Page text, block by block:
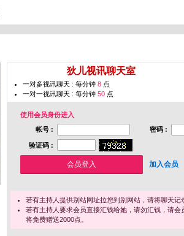
狄儿视讯聊天室
一对多视讯聊天 : 每分钟 8 点
一对一视讯聊天 : 每分钟 50 点
使用会员身份进入
帐号 :
密码 :
验证码 :
加入会员
若有主持人提供别站网址拉您到别网站，请将聊天记
若有主持人要求会员直接汇钱给她，请勿汇钱，请
将免费赠送2000点。